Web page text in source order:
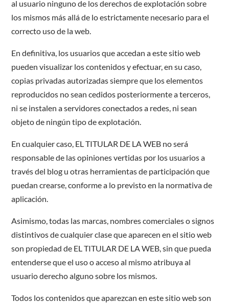
al usuario ninguno de los derechos de explotación sobre
los mismos más allá de lo estrictamente necesario para el
correcto uso de la web.
En definitiva, los usuarios que accedan a este sitio web
pueden visualizar los contenidos y efectuar, en su caso,
copias privadas autorizadas siempre que los elementos
reproducidos no sean cedidos posteriormente a terceros,
ni se instalen a servidores conectados a redes, ni sean
objeto de ningún tipo de explotación.
En cualquier caso, EL TITULAR DE LA WEB no será
responsable de las opiniones vertidas por los usuarios a
través del blog u otras herramientas de participación que
puedan crearse, conforme a lo previsto en la normativa de
aplicación.
Asimismo, todas las marcas, nombres comerciales o signos
distintivos de cualquier clase que aparecen en el sitio web
son propiedad de EL TITULAR DE LA WEB, sin que pueda
entenderse que el uso o acceso al mismo atribuya al
usuario derecho alguno sobre los mismos.
Todos los contenidos que aparezcan en este sitio web son